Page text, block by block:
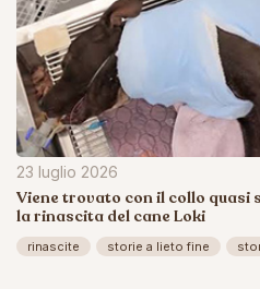
23 luglio 2026
Viene trovato con il collo quasi
la rinascita del cane Loki
rinascite storie a lieto fine